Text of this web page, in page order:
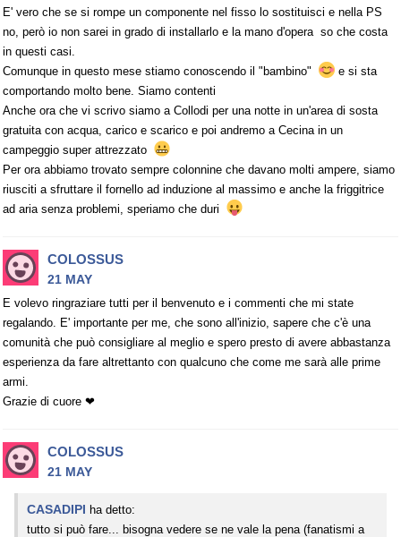
E' vero che se si rompe un componente nel fisso lo sostituisci e nella PS
no, però io non sarei in grado di installarlo e la mano d'opera so che costa
in questi casi.
Comunque in questo mese stiamo conoscendo il "bambino"
e si sta
comportando molto bene. Siamo contenti
Anche ora che vi scrivo siamo a Collodi per una notte in un'area di sosta
gratuita con acqua, carico e scarico e poi andremo a Cecina in un
campeggio super attrezzato
Per ora abbiamo trovato sempre colonnine che davano molti ampere, siamo
riusciti a sfruttare il fornello ad induzione al massimo e anche la friggitrice
ad aria senza problemi, speriamo che duri
COLOSSUS
21 MAY
E volevo ringraziare tutti per il benvenuto e i commenti che mi state
regalando. E' importante per me, che sono all'inizio, sapere che c'è una
comunità che può consigliare al meglio e spero presto di avere abbastanza
esperienza da fare altrettanto con qualcuno che come me sarà alle prime
armi.
Grazie di cuore ❤
COLOSSUS
21 MAY
CASADIPI ha detto:
tutto si può fare... bisogna vedere se ne vale la pena (fanatismi a